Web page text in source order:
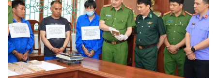
VTV Sức khoẻ Bất động sản
Thị trường 24h Tấm lòng Việt
VTV4 Vươn mình bằng AI